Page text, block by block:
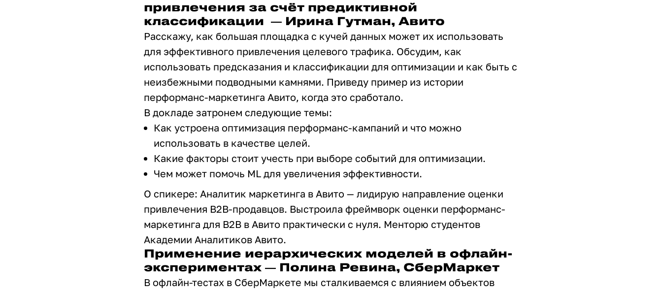
привлечения за счёт предиктивной
классификации — Ирина Гутман, Авито
Расскажу, как большая площадка с кучей данных может их использовать
для эффективного привлечения целевого трафика. Обсудим, как
использовать предсказания и классификации для оптимизации и как быть с
неизбежными подводными камнями. Приведу пример из истории
перформанс-маркетинга Авито, когда это сработало.
В докладе затронем следующие темы:
Как устроена оптимизация перформанс-кампаний и что можно
использовать в качестве целей.
Какие факторы стоит учесть при выборе событий для оптимизации.
Чем может помочь ML для увеличения эффективности.
О спикере: Аналитик маркетинга в Авито — лидирую направление оценки
привлечения B2B-продавцов. Выстроила фреймворк оценки перформанс-
маркетинга для B2B в Авито практически с нуля. Менторю студентов
Академии Аналитиков Авито.
Применение иерархических моделей в офлайн-
экспериментах — Полина Ревина, СберМаркет
В офлайн-тестах в СберМаркете мы сталкиваемся с влиянием объектов